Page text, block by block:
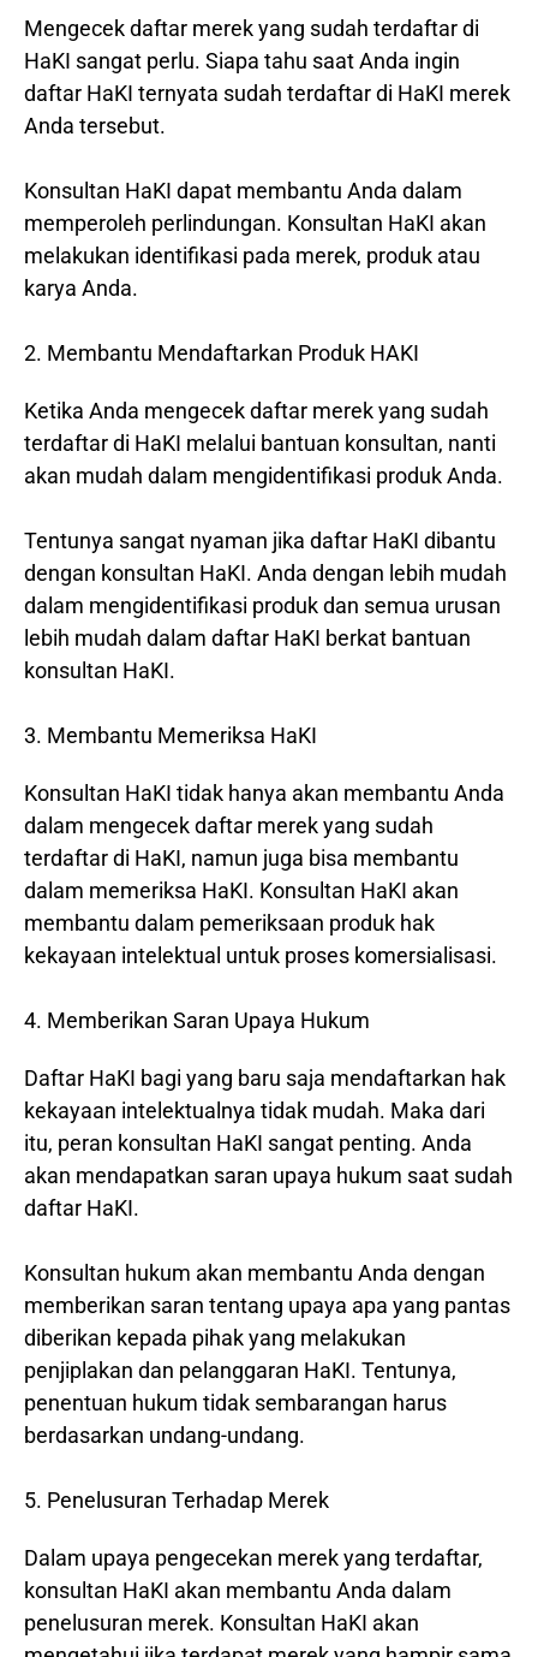
Mengecek daftar merek yang sudah terdaftar di
HaKI sangat perlu. Siapa tahu saat Anda ingin
daftar HaKI ternyata sudah terdaftar di HaKI merek
Anda tersebut.
Konsultan HaKI dapat membantu Anda dalam
memperoleh perlindungan. Konsultan HaKI akan
melakukan identifikasi pada merek, produk atau
karya Anda.
2. Membantu Mendaftarkan Produk HAKI
Ketika Anda mengecek daftar merek yang sudah
terdaftar di HaKI melalui bantuan konsultan, nanti
akan mudah dalam mengidentifikasi produk Anda.
Tentunya sangat nyaman jika daftar HaKI dibantu
dengan konsultan HaKI. Anda dengan lebih mudah
dalam mengidentifikasi produk dan semua urusan
lebih mudah dalam daftar HaKI berkat bantuan
konsultan HaKI.
3. Membantu Memeriksa HaKI
Konsultan HaKI tidak hanya akan membantu Anda
dalam mengecek daftar merek yang sudah
terdaftar di HaKI, namun juga bisa membantu
dalam memeriksa HaKI. Konsultan HaKI akan
membantu dalam pemeriksaan produk hak
kekayaan intelektual untuk proses komersialisasi.
4. Memberikan Saran Upaya Hukum
Daftar HaKI bagi yang baru saja mendaftarkan hak
kekayaan intelektualnya tidak mudah. Maka dari
itu, peran konsultan HaKI sangat penting. Anda
akan mendapatkan saran upaya hukum saat sudah
daftar HaKI.
Konsultan hukum akan membantu Anda dengan
memberikan saran tentang upaya apa yang pantas
diberikan kepada pihak yang melakukan
penjiplakan dan pelanggaran HaKI. Tentunya,
penentuan hukum tidak sembarangan harus
berdasarkan undang-undang.
5. Penelusuran Terhadap Merek
Dalam upaya pengecekan merek yang terdaftar,
konsultan HaKI akan membantu Anda dalam
penelusuran merek. Konsultan HaKI akan